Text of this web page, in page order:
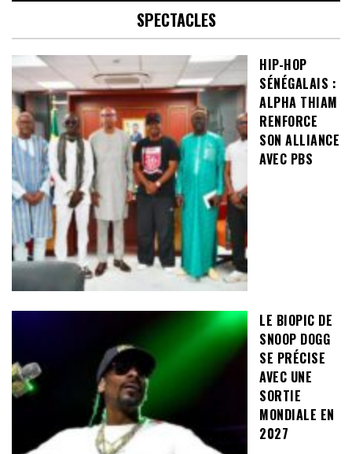
SPECTACLES
HIP-HOP
SÉNÉGALAIS :
ALPHA THIAM
RENFORCE
SON ALLIANCE
AVEC PBS
LE BIOPIC DE
SNOOP DOGG
SE PRÉCISE
AVEC UNE
SORTIE
MONDIALE EN
2027